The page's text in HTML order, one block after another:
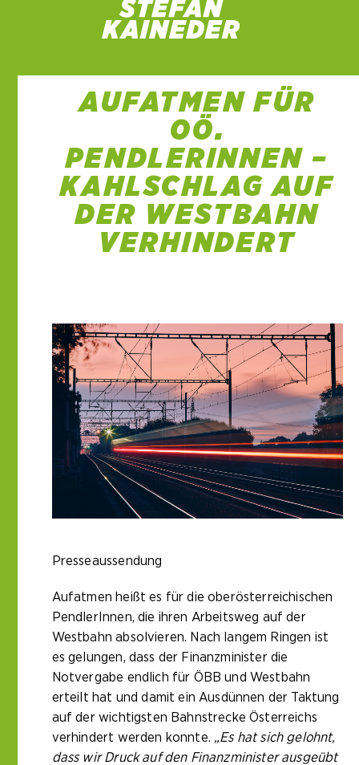
AUFATMEN FÜR
OÖ.
PENDLERINNEN –
KAHLSCHLAG AUF
DER WESTBAHN
VERHINDERT
Presseaussendung
Aufatmen heißt es für die oberösterreichischen
PendlerInnen, die ihren Arbeitsweg auf der
Westbahn absolvieren. Nach langem Ringen ist
es gelungen, dass der Finanzminister die
Notvergabe endlich für ÖBB und Westbahn
erteilt hat und damit ein Ausdünnen der Taktung
auf der wichtigsten Bahnstrecke Österreichs
verhindert werden konnte. „Es hat sich gelohnt,
dass wir Druck auf den Finanzminister ausgeübt